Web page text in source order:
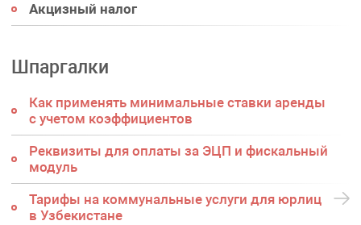
Акцизный налог
Шпаргалки
Как применять минимальные ставки аренды
с учетом коэффициентов
Реквизиты для оплаты за ЭЦП и фискальный
модуль
Тарифы на коммунальные услуги для юрлиц
в Узбекистане